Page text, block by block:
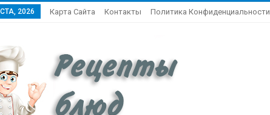
2026 Карта Сайта Контакты Политика Конфиденциальности